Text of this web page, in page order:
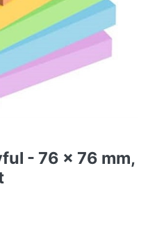
- 76 x 76 mm,